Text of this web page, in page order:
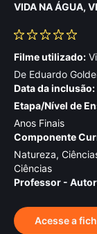
VIDA NA ÁGUA,
Filme utilizado:
De Eduardo
Data da inclusão:
Etapa/Nível de
Anos Finais
Componente
Natureza,
Ciências
Professor -
Acesse a